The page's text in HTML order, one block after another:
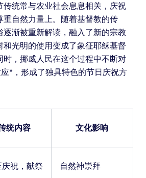
传统常与农业社会息息相关，庆祝
重自然力量上。随着基督教的传
逐渐被重新解读，融入了新的宗教
和光明的使用变成了象征耶稣基督
时，挪威人民在这个过程中不断对
*，形成了独具特色的节日庆祝方
统内容 文化影响
庆祝，献祭 自然神崇拜